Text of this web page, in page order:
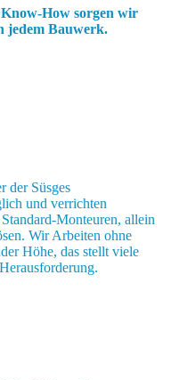
How sorgen wir
jedem Bauwerk.
der Süsges
und verrichten
Monteuren, allein
Wir Arbeiten ohne
Höhe, das stellt viele